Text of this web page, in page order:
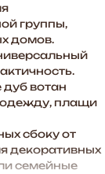
группы,
домов.
вотан
одежду, плащи
сбоку от
декоративных
семейные